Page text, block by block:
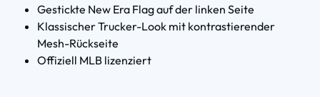
Gestickte New Era Flag auf der linken Seite
Klassischer Trucker-Look mit kontrastierender
Mesh-Rückseite
Offiziell MLB lizenziert